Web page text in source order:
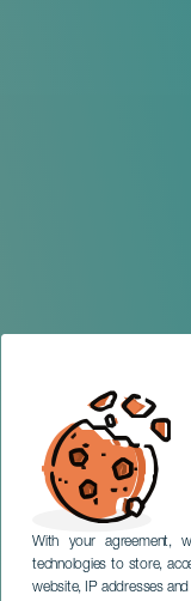
With your agreement,
technologies to store,
website, IP addresses